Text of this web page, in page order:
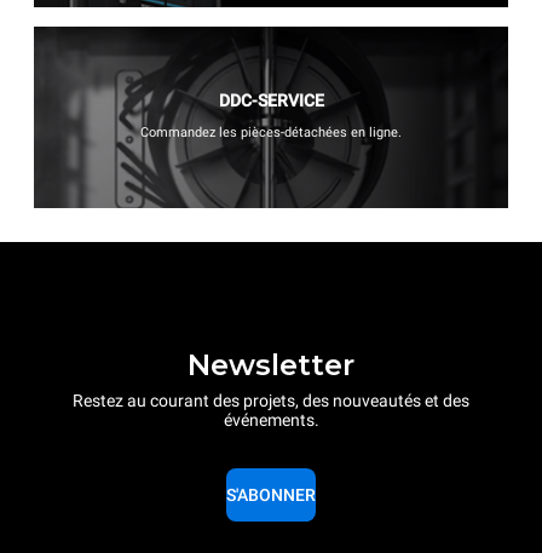
DDC-SERVICE
Commandez les pièces-détachées en ligne.
Newsletter
Restez au courant des projets, des nouveautés et des
événements.
S'ABONNER